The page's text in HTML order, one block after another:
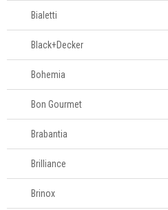
Batedores de
carne
Boleadores
Bowls
Centrífugas
Colheres para
servir
Conchas
Cortadores
Cozi-vapore
Descascadores
Bialetti
Black+Decker
Bohemia
Bon Gourmet
Brabantia
Brilliance
Brinox